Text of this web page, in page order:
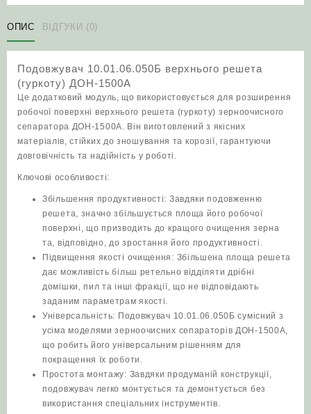
(гуркоту)
ДОН-1500А
ОПИС ВІДГУКИ (0)
Подовжувач 10.01.06.050Б верхнього решета
(гуркоту) ДОН-1500А
Це додатковий модуль, що використовується для розширення
робочої поверхні верхнього решета (гуркоту) зерноочисного
сепаратора ДОН-1500А. Він виготовлений з якісних
матеріалів, стійких до зношування та корозії, гарантуючи
довговічність та надійність у роботі.
Ключові особливості:
Збільшення продуктивності: Завдяки подовженню
решета, значно збільшується площа його робочої
поверхні, що призводить до кращого очищення зерна
та, відповідно, до зростання його продуктивності.
Підвищення якості очищення: Збільшена площа решета
дає можливість більш ретельно відділяти дрібні
домішки, пил та інші фракції, що не відповідають
заданим параметрам якості.
Універсальність: Подовжувач 10.01.06.050Б сумісний з
усіма моделями зерноочисних сепараторів ДОН-1500А,
що робить його універсальним рішенням для
покращення їх роботи.
Простота монтажу: Завдяки продуманій конструкції,
подовжувач легко монтується та демонтується без
використання спеціальних інструментів.